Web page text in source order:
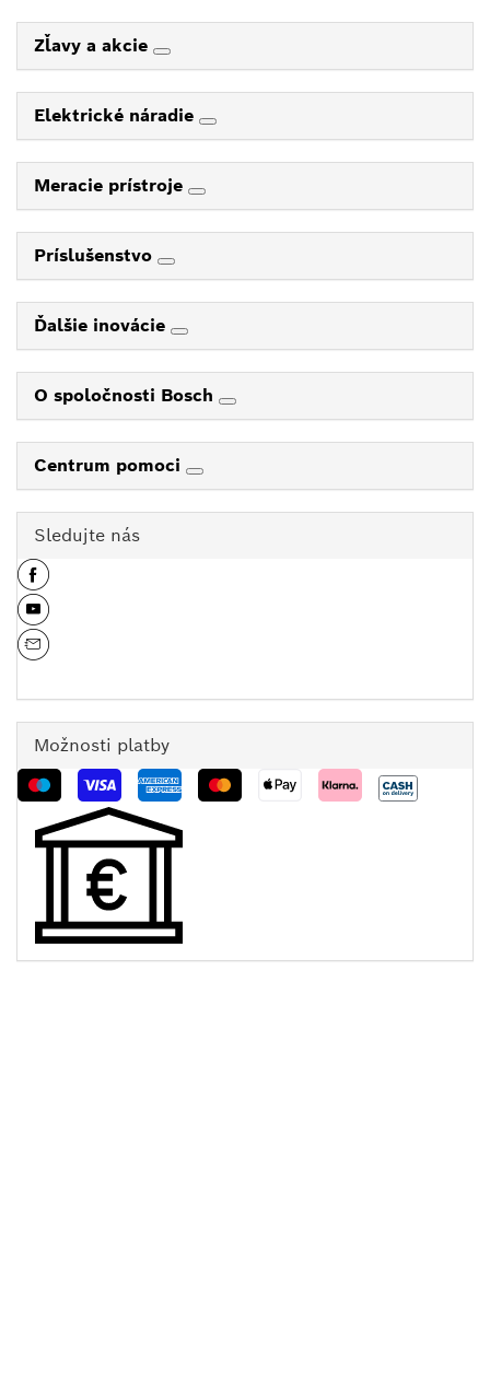
Zľavy a akcie
Elektrické náradie
Meracie prístroje
Príslušenstvo
Ďalšie inovácie
O spoločnosti Bosch
Centrum pomoci
Sledujte nás
Možnosti platby